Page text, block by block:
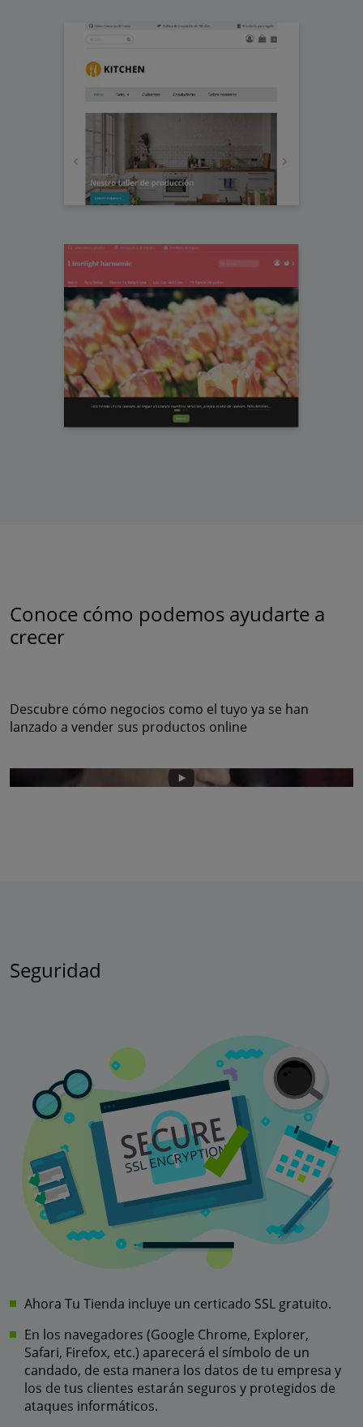
Conoce cómo podemos ayudarte a
crecer
Descubre cómo negocios como el tuyo ya se han
lanzado a vender sus productos online
Seguridad
Ahora Tu Tienda incluye un certicado SSL gratuito.
En los navegadores (Google Chrome, Explorer,
Safari, Firefox, etc.) aparecerá el símbolo de un
candado, de esta manera los datos de tu empresa y
los de tus clientes estarán seguros y protegidos de
ataques informáticos.